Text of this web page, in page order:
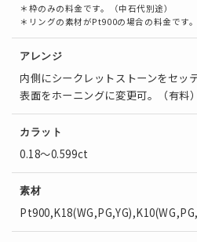
＊枠のみの料金です。（中石代別途）
＊リングの素材がPt900の場合の料金です。
アレンジ
内側にシークレットストーンをセッ
表面をホーニングに変更可。（有料）
カラット
0.18～0.599ct
素材